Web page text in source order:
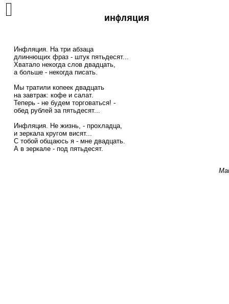
инфляция
    Инфляция. На три абзаца
    длиннющих фраз - штук пятьдесят...
    Хватало некогда слов двадцать,
    а больше - некогда писать.
    Мы тратили копеек двадцать
    на завтрак: кофе и салат.
    Теперь - не будем торговаться! -
    обед рублей за пятьдесят...
    Инфляция. Не жизнь, - прохладца,
    и зеркала кругом висят...
    С тобой общаюсь я - мне двадцать.
    А в зеркале - под пятьдесят.